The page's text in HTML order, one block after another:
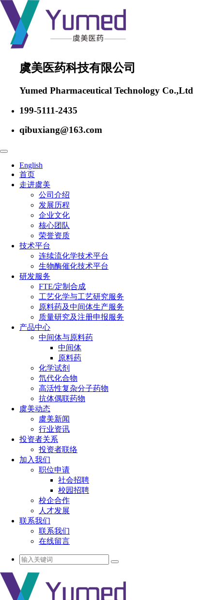
虞美医药科技有限公司
Yumed Pharmaceutical Technology Co.,Ltd
199-5111-2435
qibuxiang@163.com
English
首页
走进虞美
公司介绍
发展历程
企业文化
核心团队
荣誉资质
技术平台
连续流化学技术平台
生物酶催化技术平台
研发服务
FTE/定制合成
工艺化学与工艺研究服务
原料药及中间体生产服务
质量研究及注册申报服务
产品中心
中间体与原料药
中间体
原料药
化学试剂
氘代化合物
高活性复杂分子药物
抗体偶联药物
虞美动态
虞美新闻
行业资讯
投资者关系
投资者联络
加入我们
职位申请
社会招聘
校园招聘
校企合作
人才发展
联系我们
联系我们
在线留言